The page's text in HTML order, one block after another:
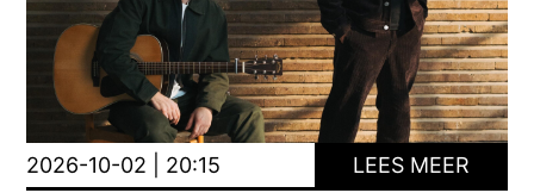
2026-10-02 | 20:15 LEES MEER